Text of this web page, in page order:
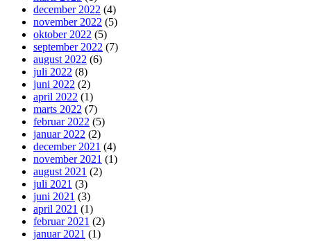
december 2022 (4)
november 2022 (5)
oktober 2022 (5)
september 2022 (7)
august 2022 (6)
juli 2022 (8)
juni 2022 (2)
april 2022 (1)
marts 2022 (7)
februar 2022 (5)
januar 2022 (2)
december 2021 (4)
november 2021 (1)
august 2021 (2)
juli 2021 (3)
juni 2021 (3)
april 2021 (1)
februar 2021 (2)
januar 2021 (1)